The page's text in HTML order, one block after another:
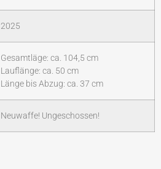
2025
Gesamtläge: ca. 104,5 cm
Lauflänge: ca. 50 cm
Länge bis Abzug: ca. 37 cm
Neuwaffe! Ungeschossen!